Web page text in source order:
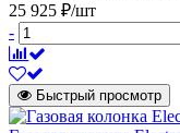
25 925 ₽/шт
-
Быстрый просмотр